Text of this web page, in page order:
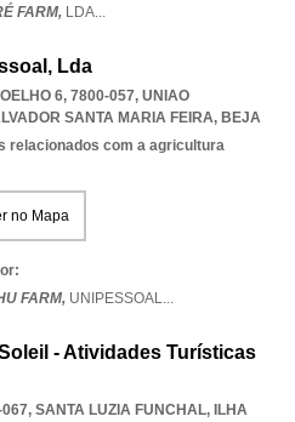
FARM, LDA...
Lda
6, 7800-057, UNIAO
SANTA MARIA FEIRA, BEJA
relacionados com a agricultura
no Mapa
FARM, UNIPESSOAL...
- Atividades Turísticas
, SANTA LUZIA FUNCHAL, ILHA